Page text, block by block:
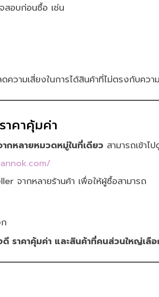
สอบก่อนซื้อ เช่น
วามเสี่ยงในการได้สินค้าที่ไม่ตรงกับควา
าคาคุ้มค่า
กหลายหมวดหมู่ในที่เดียว สามารถเข้าไ
จากหลายร้านค้า เพื่อให้ผู้ซื้อสามารถ
ราคาคุ้มค่า และสินค้าที่คนส่วนใหญ่เลื